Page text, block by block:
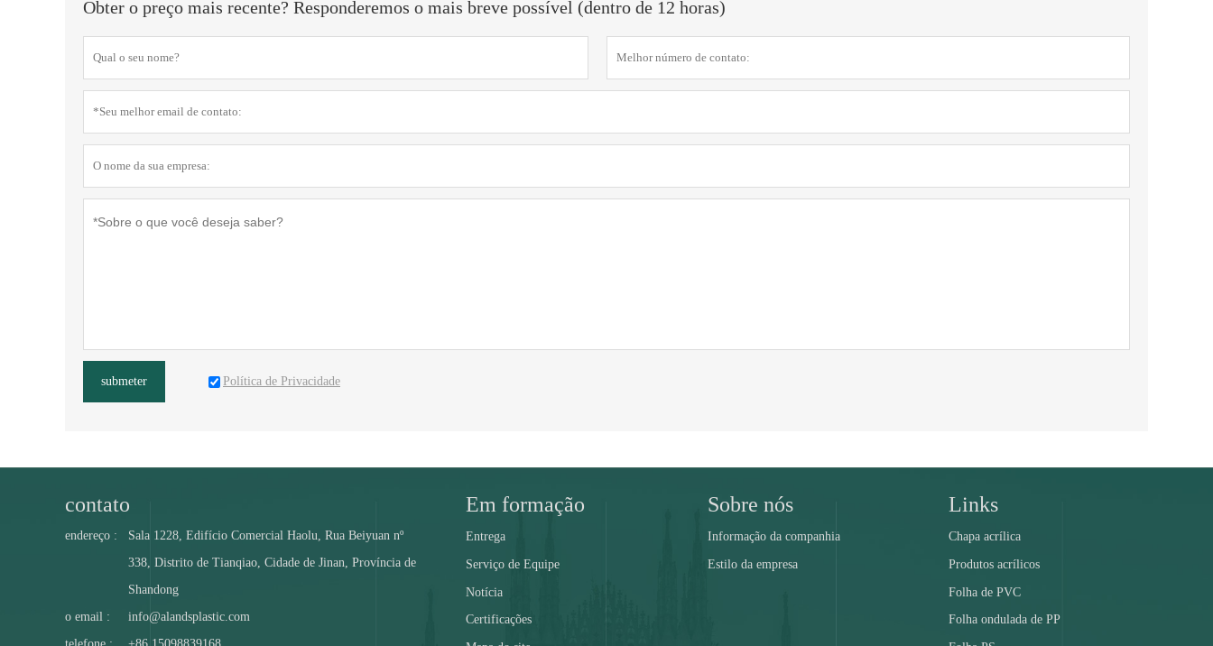
Obter o preço mais recente? Responderemos o mais breve possível (dentro de 12 horas)
submeter Política de Privacidade
contato
endereço :
Sala 1228, Edifício Comercial Haolu, Rua Beiyuan nº
338, Distrito de Tianqiao, Cidade de Jinan, Província de
Shandong
o email :
info@alandsplastic.com
Em formação
Entrega
Serviço de Equipe
Notícia
Certificações
Sobre nós
Informação da companhia
Estilo da empresa
Links
Chapa acrílica
Produtos acrílicos
Folha de PVC
Folha ondulada de PP